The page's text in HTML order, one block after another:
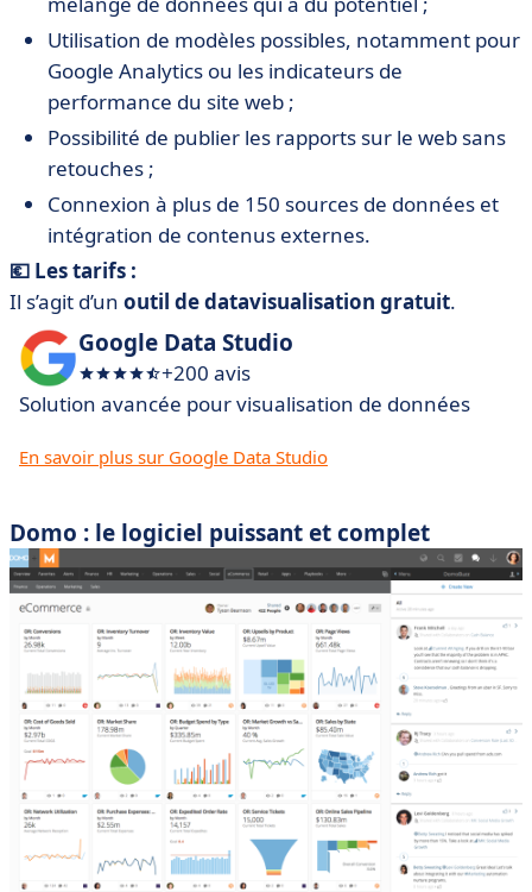
Utilisation de modèles possibles, notamment pour
Google Analytics ou les indicateurs de
performance du site web ;
Possibilité de publier les rapports sur le web sans
retouches ;
Connexion à plus de 150 sources de données et
intégration de contenus externes.
💶 Les tarifs :
Il s’agit d’un outil de datavisualisation gratuit.
Google Data Studio
+200 avis
Solution avancée pour visualisation de données
En savoir plus sur Google Data Studio
Domo : le logiciel puissant et complet